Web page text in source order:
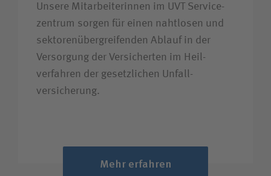
Unsere Mitarbeiterinnen im UVT Service­
zentrum sorgen für einen nahtlosen und
sektoren­über­greifenden Ablauf in der
Versorgung der Versicherten im Heil­
verfahren der gesetzlichen Unfall­
versicherung.
Mehr erfahren